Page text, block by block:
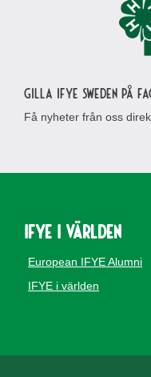
Gilla IFYE Sweden på
Få nyheter från oss
IFYE i världen
European IFYE Alumni
IFYE i världen